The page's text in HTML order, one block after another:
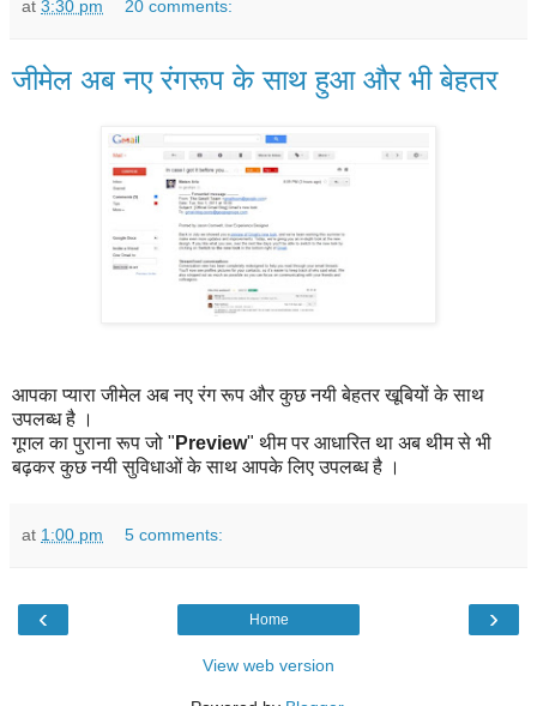
at 3:30 pm 20 comments:
जीमेल अब नए रंगरूप के साथ हुआ और भी बेहतर
आपका प्यारा जीमेल अब नए रंग रूप और कुछ नयी बेहतर खूबियों के साथ
उपलब्ध है ।
गूगल का पुराना रूप जो " Preview" थीम पर आधारित था अब थीम से भी
बढ़कर कुछ नयी सुविधाओं के साथ आपके लिए उपलब्ध है ।
at 1:00 pm 5 comments:
‹ ›
Home
View web version